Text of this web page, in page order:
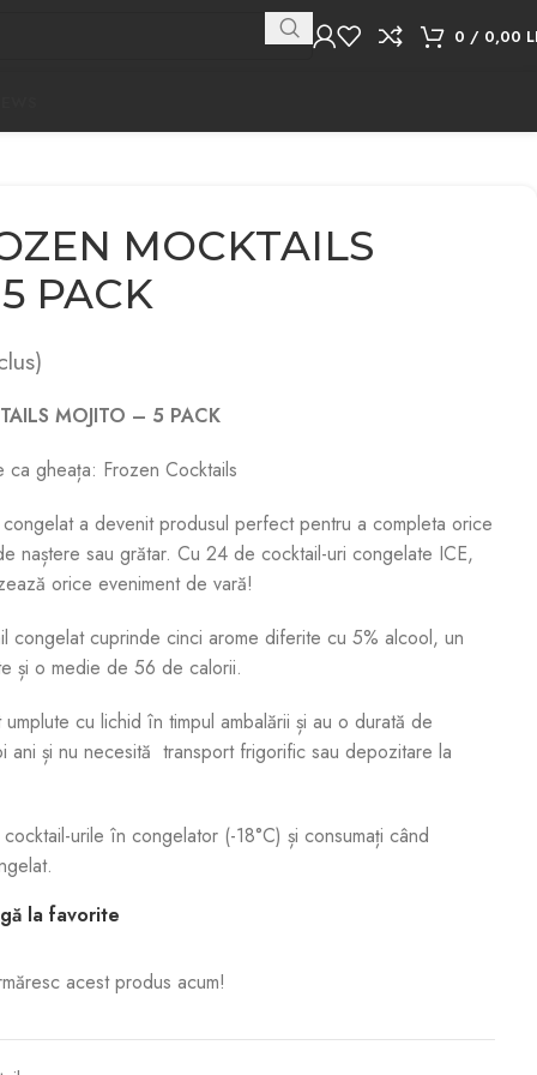
0 / 0,00
MOCKTAILS
PACK
MOJITO – 5 PACK
gheața: Frozen Cocktails
a devenit produsul perfect pentru a completa orice
naștere sau grătar. Cu 24 de cocktail-uri congelate ICE,
orice eveniment de vară!
congelat cuprinde cinci arome diferite cu 5% alcool, un
și o medie de 56 de calorii.
cu lichid în timpul ambalării și au o durată de
ani și nu necesită transport frigorific sau depozitare la
urile în congelator (-18°C) și consumați când
la favorite
acest produs acum!